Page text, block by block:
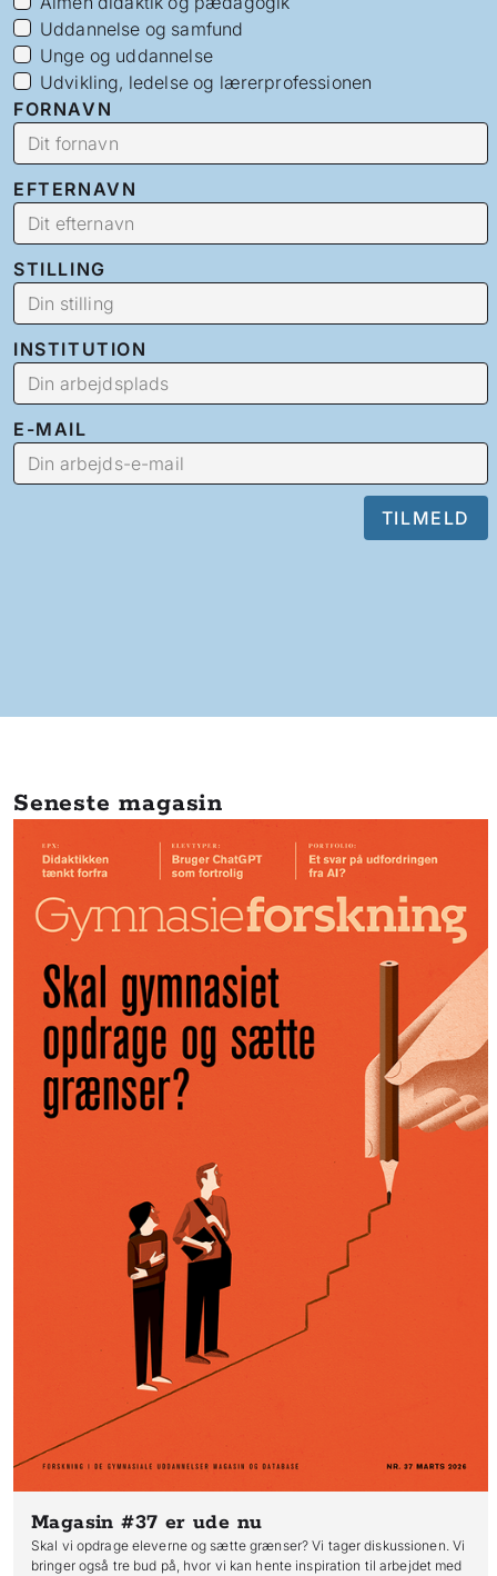
Uddannelse og samfund
Unge og uddannelse
Udvikling, ledelse og lærerprofessionen
FORNAVN
EFTERNAVN
STILLING
INSTITUTION
E-MAIL
Seneste magasin
Magasin #37 er ude nu
Skal vi opdrage eleverne og sætte grænser? Vi tager diskussionen. Vi
bringer også tre bud på, hvor vi kan hente inspiration til arbejdet med